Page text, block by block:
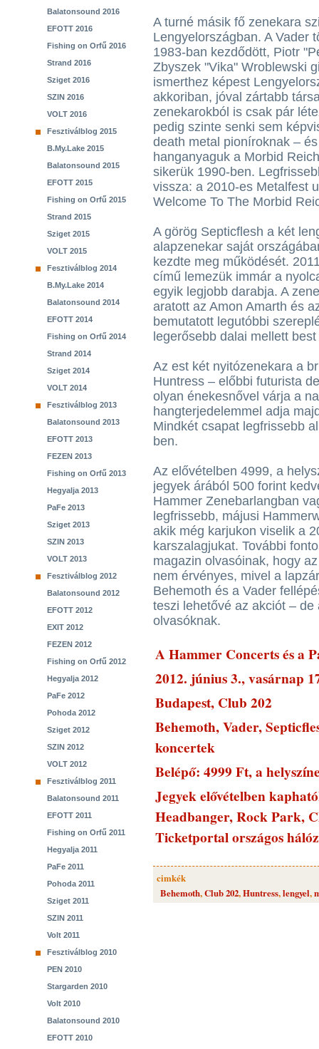
Balatonsound 2016
EFOTT 2016
Fishing on Orfű 2016
Strand 2016
Sziget 2016
SZIN 2016
VOLT 2016
Fesztiválblog 2015
B.My.Lake 2015
Balatonsound 2015
EFOTT 2015
Fishing on Orfű 2015
Strand 2015
Sziget 2015
VOLT 2015
Fesztiválblog 2014
B.My.Lake 2014
Balatonsound 2014
EFOTT 2014
Fishing on Orfű 2014
Strand 2014
Sziget 2014
VOLT 2014
Fesztiválblog 2013
Balatonsound 2013
EFOTT 2013
FEZEN 2013
Fishing on Orfű 2013
Hegyalja 2013
PaFe 2013
Sziget 2013
SZIN 2013
VOLT 2013
Fesztiválblog 2012
Balatonsound 2012
EFOTT 2012
EXIT 2012
FEZEN 2012
Fishing on Orfű 2012
Hegyalja 2012
PaFe 2012
Pohoda 2012
Sziget 2012
SZIN 2012
VOLT 2012
Fesztiválblog 2011
Balatonsound 2011
EFOTT 2011
Fishing on Orfű 2011
Hegyalja 2011
PaFe 2011
Pohoda 2011
Sziget 2011
SZIN 2011
Volt 2011
Fesztiválblog 2010
PEN 2010
Stargarden 2010
Volt 2010
Balatonsound 2010
EFOTT 2010
A turné másik fő zenekara
Lengyelországban. A Vader
1983-ban kezdődött, Piotr
Zbyszek "Vika" Wroblewski
ismerthez képest
akkoriban, jóval zártabb
zenekarokból is csak pár
pedig szinte senki sem
death metal pioníroknak –
hanganyaguk a Morbid
sikerük 1990-ben.
vissza: a 2010-es Metalfest
Welcome To The Morbid
A görög Septicflesh a két
alapzenekar saját
kezdte meg működését.
című lemezük immár a
egyik legjobb darabja. A
aratott az Amon Amarth és
bemutatott legutóbbi
legerősebb dalai mellett
Az est két nyitózenekara a
Huntress – előbbi futurista
olyan énekesnővel várja a
hangterjedelemmel adja
Mindkét csapat legfrissebb
ben.
Az elővételben 4999, a
jegyek árából 500 forint
Hammer Zenebarlangban
legfrissebb, májusi
akik még karjukon viselik a
karszalagjukat. További
magazin olvasóinak, hogy
nem érvényes, mivel a
Behemoth és a Vader
teszi lehetővé az akciót –
olvasóknak.
A Hammer Concerts és a
2012. június 3., vasárnap
Budapest, Club 202
Behemoth, Vader,
koncertek
Belépő: 4999 Ft, a
Jegyek elővételben
Headbanger, Rock Park,
Ticketportal országos
cimkék
Behemoth,Club 202,Huntress,lengyel,